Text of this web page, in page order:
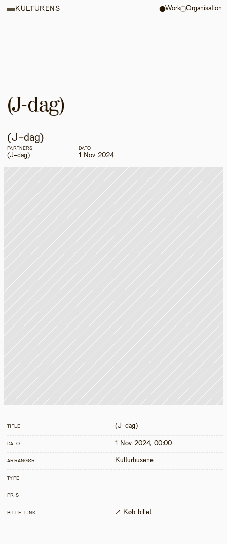
(J-dag)
(J-dag)
PARTNERS
(J-dag)
DATO
1 Nov 2024
TITLE (J-dag)
DATO 1 Nov 2024, 00:00
ARRANGØR Kulturhusene
TYPE
PRIS
BILLETLINK ↗ Køb billet
KULTURENS Work Organisation